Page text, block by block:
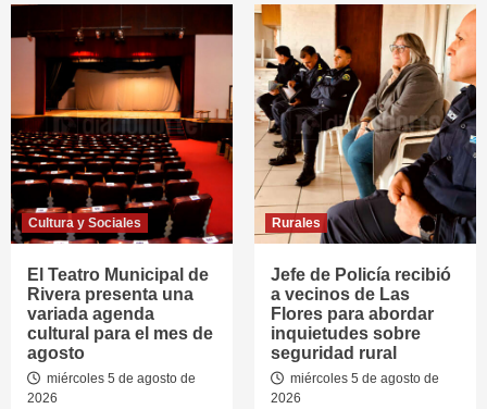
Cultura y Sociales
El Teatro Municipal de
Rivera presenta una
variada agenda
cultural para el mes de
agosto
miércoles 5 de agosto de
2026
Rurales
Jefe de Policía recibió
a vecinos de Las
Flores para abordar
inquietudes sobre
seguridad rural
miércoles 5 de agosto de
2026